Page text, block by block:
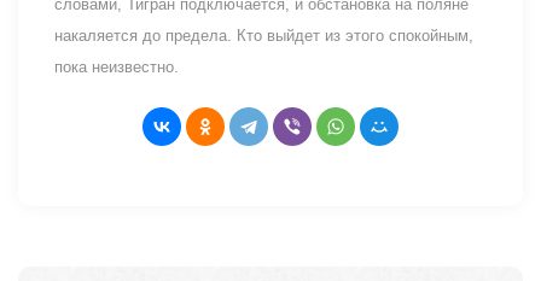
словами, Тигран подключается, и обстановка на поляне
накаляется до предела. Кто выйдет из этого спокойным,
пока неизвестно.